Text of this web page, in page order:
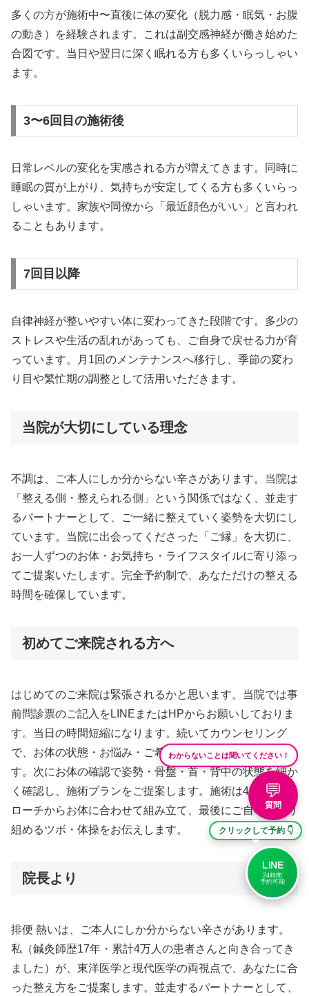
多くの方が施術中〜直後に体の変化（脱力感・眠気・お腹
の動き）を経験されます。これは副交感神経が働き始めた
合図です。当日や翌日に深く眠れる方も多くいらっしゃい
ます。
3〜6回目の施術後
日常レベルの変化を実感される方が増えてきます。同時に
睡眠の質が上がり、気持ちが安定してくる方も多くいらっ
しゃいます。家族や同僚から「最近顔色がいい」と言われ
ることもあります。
7回目以降
自律神経が整いやすい体に変わってきた段階です。多少の
ストレスや生活の乱れがあっても、ご自身で戻せる力が育
っています。月1回のメンテナンスへ移行し、季節の変わ
り目や繁忙期の調整として活用いただきます。
当院が大切にしている理念
不調は、ご本人にしか分からない辛さがあります。当院は
「整える側・整えられる側」という関係ではなく、並走す
るパートナーとして、ご一緒に整えていく姿勢を大切にし
ています。当院に出会ってくださった「ご縁」を大切に、
お一人ずつのお体・お気持ち・ライフスタイルに寄り添っ
てご提案いたします。完全予約制で、あなただけの整える
時間を確保しています。
初めてご来院される方へ
はじめてのご来院は緊張されるかと思います。当院では事
前問診票のご記入をLINEまたはHPからお願いしておりま
す。当日の時間短縮になります。続いてカウンセリング
で、お体の状態・お悩み・ご希望のゴールを丁寧に伺いま
す。次にお体の確認で姿勢・骨盤・首・背中の状態を細か
く確認し、施術プランをご提案します。施術は4つのアプ
ローチからお体に合わせて組み立て、最後にご自宅で取り
組めるツボ・体操をお伝えします。
院長より
排便 熱いは、ご本人にしか分からない辛さがあります。
私（鍼灸師歴17年・累計4万人の患者さんと向き合ってき
ました）が、東洋医学と現代医学の両視点で、あなたに合
った整え方をご提案します。並走するパートナーとして、
わからないことは聞いてください！
💬
質問
クリックして予約 👇
LINE
24時間
予約可能